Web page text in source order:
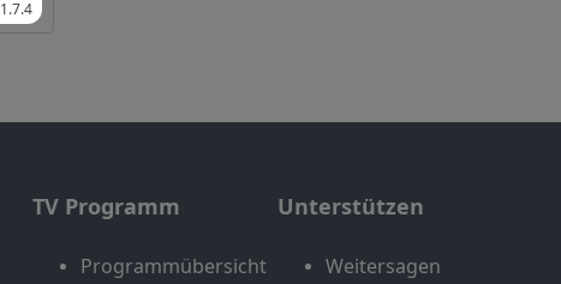
TV Programm
Programmübersicht
Unterstützen
Weitersagen